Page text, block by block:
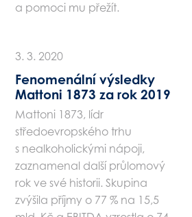
a pomoci mu přežít.
3. 3. 2020
Fenomenální výsledky
Mattoni 1873 za rok 2019
Mattoni 1873, lídr
středoevropského trhu
s nealkoholickými nápoji,
zaznamenal další průlomový
rok ve své historii. Skupina
zvýšila příjmy o 77 % na 15,5